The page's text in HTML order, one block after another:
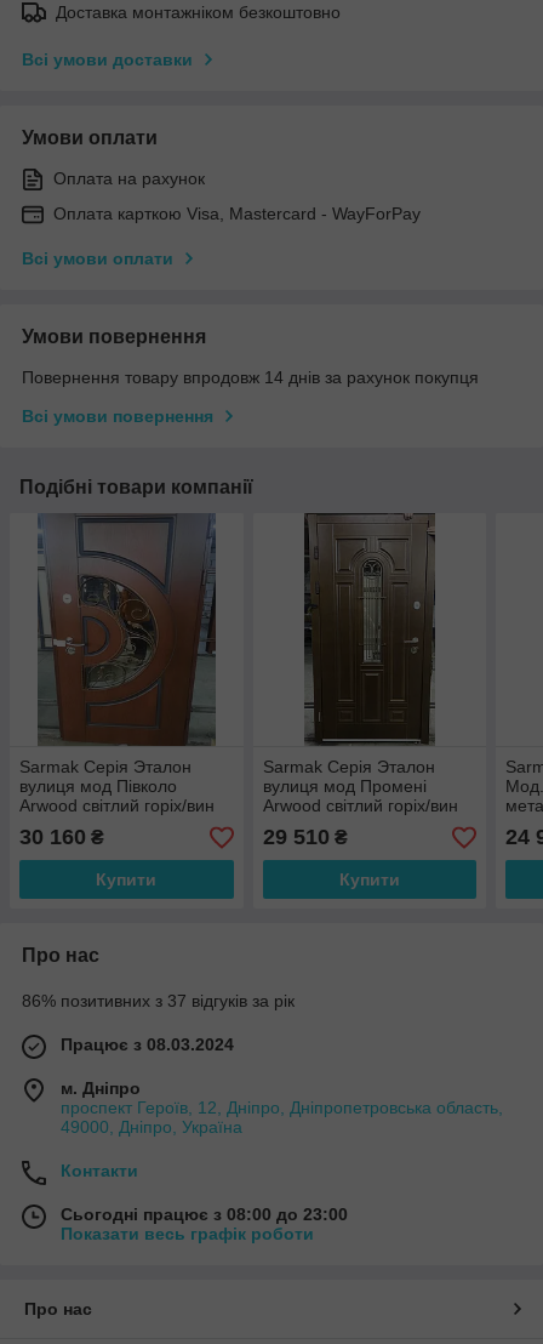
Доставка монтажніком безкоштовно
Всі умови доставки
Умови оплати
Оплата на рахунок
Оплата карткою Visa, Mastercard - WayForPay
Всі умови оплати
Умови повернення
Повернення товару впродовж 14 днів за рахунок покупця
Всі умови повернення
Подібні товари компанії
Sarmak Серія Эталон
вулиця мод Півколо
Arwood світлий горіх/вин
дуб білений
30 160 ₴
Купити
Sarmak Серія Эталон
вулиця мод Промені
Arwood світлий горіх/вин
дуб бронза
29 510 ₴
Купити
24
Про нас
86% позитивних з 37 відгуків за рік
Працює з 08.03.2024
м. Дніпро
проспект Героїв, 12, Дніпро, Дніпропетровська область,
49000, Дніпро, Україна
Контакти
Сьогодні працює з 08:00 до 23:00
Показати весь графік роботи
Про нас